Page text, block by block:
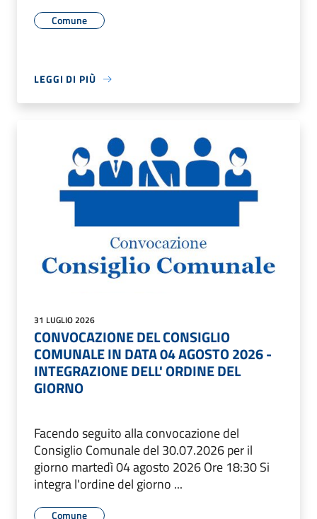
Comune
LEGGI DI PIÙ
31 LUGLIO 2026
CONVOCAZIONE DEL CONSIGLIO
COMUNALE IN DATA 04 AGOSTO 2026 -
INTEGRAZIONE DELL' ORDINE DEL
GIORNO
Facendo seguito alla convocazione del
Consiglio Comunale del 30.07.2026 per il
giorno martedì 04 agosto 2026 Ore 18:30 Si
integra l'ordine del giorno ...
Comune